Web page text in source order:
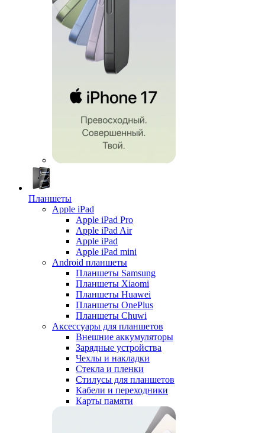
Планшеты
Apple iPad
Apple iPad Pro
Apple iPad Air
Apple iPad
Apple iPad mini
Android планшеты
Планшеты Samsung
Планшеты Xiaomi
Планшеты Huawei
Планшеты OnePlus
Планшеты Chuwi
Аксессуары для планшетов
Внешние аккумуляторы
Зарядные устройства
Чехлы и накладки
Стекла и пленки
Стилусы для планшетов
Кабели и переходники
Карты памяти